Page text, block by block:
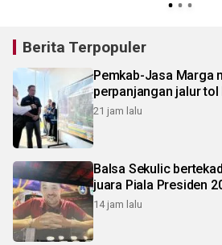
Berita Terpopuler
Pemkab-Jasa Marga
perpanjangan jalur
21 jam lalu
Balsa Sekulic
juara Piala Presiden
14 jam lalu